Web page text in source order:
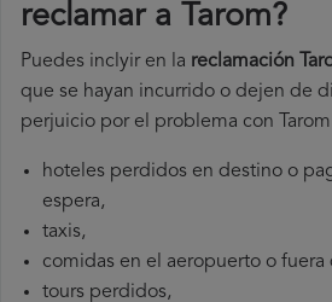
reclamar a Tarom​?
Puedes inclyir en la reclamación
que se hayan incurrido o dejen de
perjuicio por el problema con
hoteles perdidos en destino o
espera,
taxis,
comidas en el aeropuerto o fuera
tours perdidos,